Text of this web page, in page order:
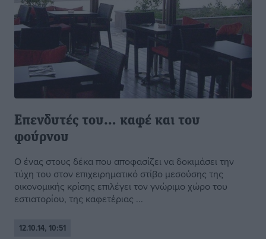
Επενδυτές του… καφέ και του
φούρνου
Ο ένας στους δέκα που αποφασίζει να δοκιμάσει την
τύχη του στον επιχειρηματικό στίβο μεσούσης της
οικονομικής κρίσης επιλέγει τον γνώριμο χώρο του
εστιατορίου, της καφετέριας ...
12.10.14, 10:51